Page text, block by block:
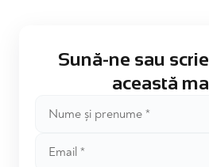
Sună-ne sau
această